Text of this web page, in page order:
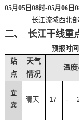
05月 05 日 08时-05月 06 日
长江流域西北
二、 长江干线重
预报时间
站
点
天气
情况
温
宜
宾
晴天 17 -